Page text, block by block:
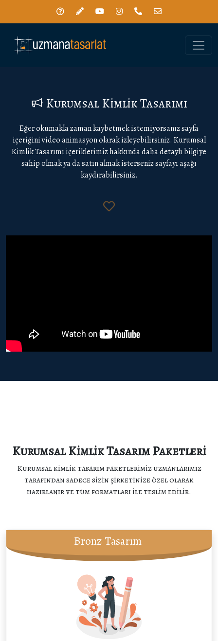
Kurumsal Kimlik Tasarımı
Eğer okumakla zaman kaybetmek istemiyorsanız sayfa
içeriğini video animasyon olarak izleyebilirsiniz. Kurumsal
Kimlik Tasarımı içeriklerimiz hakkında daha detaylı bilgiye
sahip olmak ya da satın almak isterseniz sayfayı aşağı
kaydırabilirsiniz.
Kurumsal Kimlik Tasarım Paketleri
Kurumsal kimlik tasarım paketlerimiz uzmanlarımız
tarafından sadece sizin şirketinize özel olarak
hazırlanır ve tüm formatları ile teslim edilir.
Bronz Tasarım